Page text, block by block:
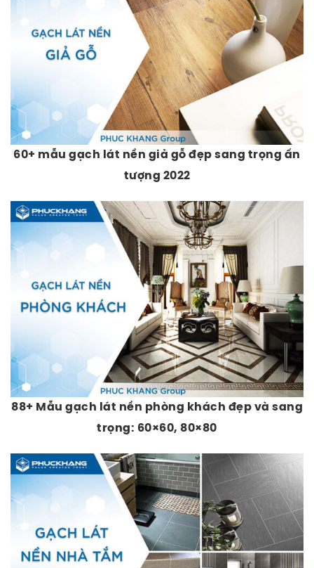
60+ mẫu gạch lát nền giả gỗ đẹp sang trọng ấn
tượng 2022
88+ Mẫu gạch lát nền phòng khách đẹp và sang
trọng: 60×60, 80×80